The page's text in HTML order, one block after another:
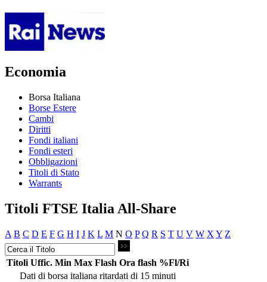
Economia
Borsa Italiana
Borse Estere
Cambi
Diritti
Fondi italiani
Fondi esteri
Obbligazioni
Titoli di Stato
Warrants
Titoli FTSE Italia All-Share
A B C D E F G H I J K L M N O P Q R S T U V W X Y Z
Titoli Uffic. Min Max Flash Ora flash %Fl/Ri
Dati di borsa italiana ritardati di 15 minuti